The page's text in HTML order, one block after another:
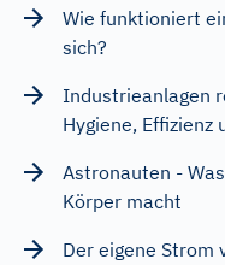
Wie funktioniert
sich?
Industrieanlagen
Hygiene, Effizienz
Astronauten -
Körper macht
Der eigene Strom